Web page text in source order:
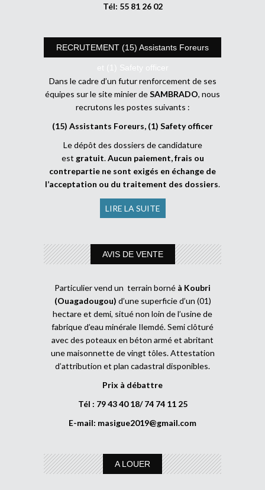
Tél: 55 81 26 02
RECRUTEMENT (15) Assistants Foreurs
et (1) Safety officer
Dans le cadre d’un futur renforcement de ses
équipes sur le site minier deSAMBRADO, nous
recrutons les postes suivants :
(15) Assistants Foreurs, (1) Safety officer
Le dépôt des dossiers de candidature
est gratuit.Aucun paiement, frais ou
contrepartie ne sont exigés en échange de
l’acceptation ou du traitement des dossiers.
LIRE LA SUITE
AVIS DE VENTE
Particulier vend un terrain borné à Koubri
(Ouagadougou) d’une superficie d’un (01)
hectare et demi, situé non loin de l’usine de
fabrique d’eau minérale Ilemdé. Semi clôturé
avec des poteaux en béton armé et abritant
une maisonnette de vingt tôles. Attestation
d’attribution et plan cadastral disponibles.
Prix à débattre
Tél : 79 43 40 18/ 74 74 11 25
E-mail: masigue2019@gmail.com
A LOUER